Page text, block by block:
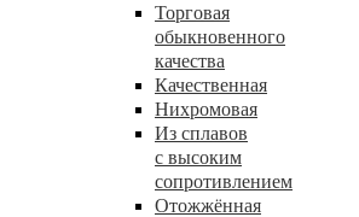
Торговая
обыкновенного
качества
Качественная
Нихромовая
Из сплавов
с высоким
сопротивлением
Отожжённая